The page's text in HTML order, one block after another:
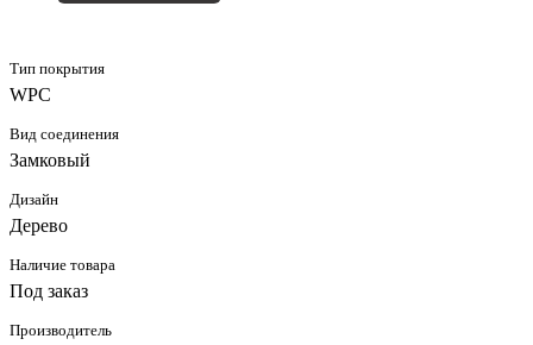
Тип покрытия
WPC
Вид соединения
Замковый
Дизайн
Дерево
Наличие товара
Под заказ
Производитель